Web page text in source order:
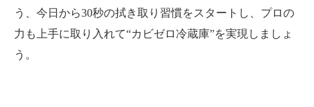
う、今日から30秒の拭き取り習慣をスタートし、プロの
力も上手に取り入れて“カビゼロ冷蔵庫”を実現しましょ
う。